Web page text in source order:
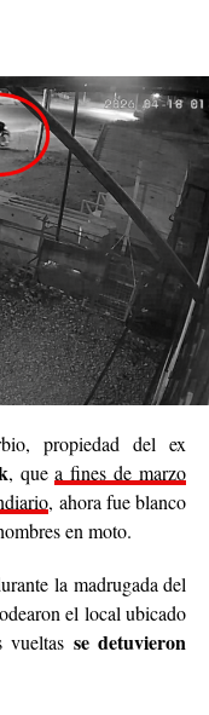
poder llegar a
contener y
pasando
el mundo
de alguien”.
con esfuerzo
persona que
sea concamperas,
bufandas,
abrigar.
mayo será la
realizar ollas
que también
perecederos.
de la iniciativa,
llamadas al
propiedad del ex
, quea fines de marzo
, ahora fue blanco
en moto.
la madrugada del
el local ubicado
se detuvieron